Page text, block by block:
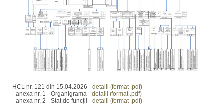
HCL nr. 121 din 15.04.2026 - detalii (format .pdf)
- anexa nr. 1 - Organigrama - detalii (format .pdf)
- anexa nr. 2 - Stat de funcții - detalii (format .pdf)